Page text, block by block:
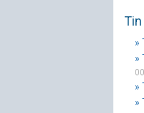
Tin
»
»
»
»